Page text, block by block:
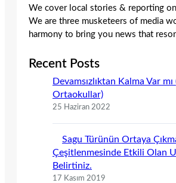
We cover local stories & reporting
We are three musketeers of media
harmony to bring you news that
Recent Posts
Devamsızlıktan Kalma Var
Ortaokullar)
25 Haziran 2022
Sagu Türünün Ortaya
Çeşitlenmesinde Etkili Olan
Belirtiniz.
17 Kasım 2019